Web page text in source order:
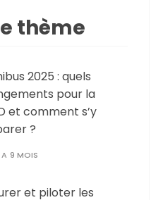
thème
2025 : quels
pour la
et comment s’y
?
A 9 MOIS
et piloter les